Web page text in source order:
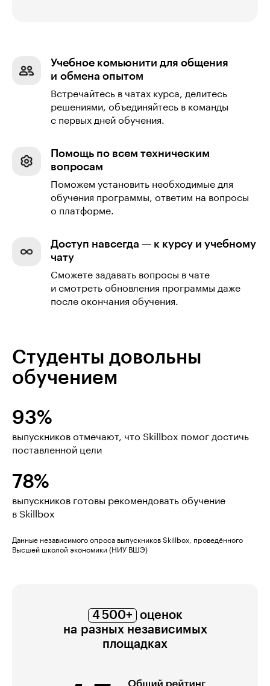
Учебное комьюнити для общения
и обмена опытом
Встречайтесь в чатах курса, делитесь
решениями, объединяйтесь в команды
с первых дней обучения.
Помощь по всем техническим
вопросам
Поможем установить необходимые для
обучения программы, ответим на вопросы
о платформе.
Доступ навсегда — к курсу и учебному
чату
Сможете задавать вопросы в чате
и смотреть обновления программы даже
после окончания обучения.
Студенты довольны
обучением
93%
выпускников отмечают, что Skillbox помог достичь
поставленной цели
78%
выпускников готовы рекомендовать обучение
в Skillbox
Данные независимого опроса выпускников Skillbox, проведённого
Высшей школой экономики (НИУ ВШЭ)
4 500+
оценок
на разных независимых
площадках